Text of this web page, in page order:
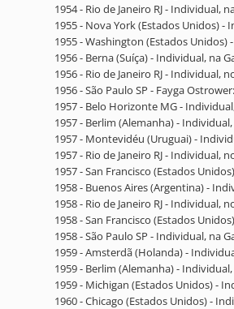
1954 - Rio de Janeiro RJ - Individual,
1955 - Nova York (Estados Unidos)
1955 - Washington (Estados
1956 - Berna (Suíça) - Individual, na
1956 - Rio de Janeiro RJ - Individual,
1956 - São Paulo SP - Fayga
1957 - Belo Horizonte MG -
1957 - Berlim (Alemanha) -
1957 - Montevidéu (Uruguai) -
1957 - Rio de Janeiro RJ - Individual,
1957 - San Francisco (Estados
1958 - Buenos Aires (Argentina) -
1958 - Rio de Janeiro RJ - Individual,
1958 - San Francisco (Estados
1958 - São Paulo SP - Individual, na
1959 - Amsterdã (Holanda) -
1959 - Berlim (Alemanha) -
1959 - Michigan (Estados Unidos) -
1960 - Chicago (Estados Unidos) -